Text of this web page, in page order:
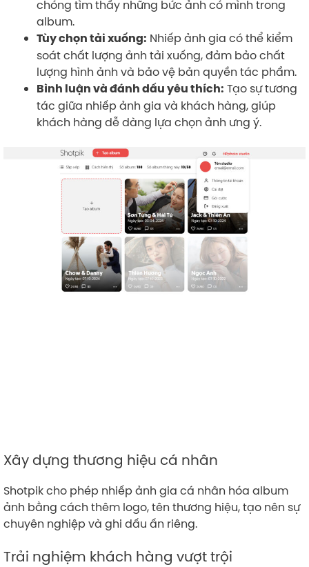
chóng tìm thấy những bức ảnh có mình trong
album.
Tùy chọn tải xuống: Nhiếp ảnh gia có thể kiểm
soát chất lượng ảnh tải xuống, đảm bảo chất
lượng hình ảnh và bảo vệ bản quyền tác phẩm.
Bình luận và đánh dấu yêu thích: Tạo sự tương
tác giữa nhiếp ảnh gia và khách hàng, giúp
khách hàng dễ dàng lựa chọn ảnh ưng ý.
Xây dựng thương hiệu cá nhân
Shotpik cho phép nhiếp ảnh gia cá nhân hóa album
ảnh bằng cách thêm logo, tên thương hiệu, tạo nên sự
chuyên nghiệp và ghi dấu ấn riêng.
Trải nghiệm khách hàng vượt trội